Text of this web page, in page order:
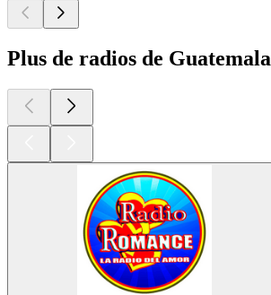
Plus de radios de Guatemala